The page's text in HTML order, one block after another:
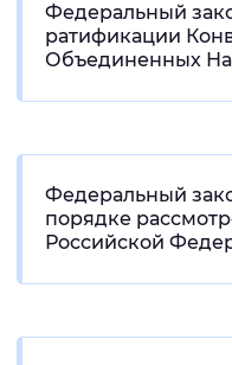
Федеральный
ратификации
Объединенных
Федеральный
порядке
Российской